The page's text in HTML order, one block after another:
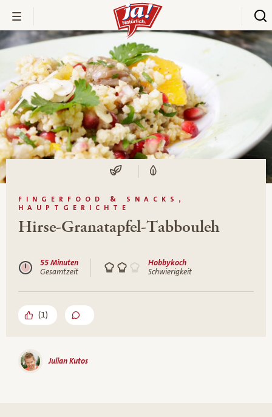
FINGERFOOD & SNACKS,
HAUPTGERICHTE
Hirse-Granatapfel-Tabbouleh
55 Minuten
Gesamtzeit
Hobbykoch
Schwierigkeit
(1)
Julian Kutos